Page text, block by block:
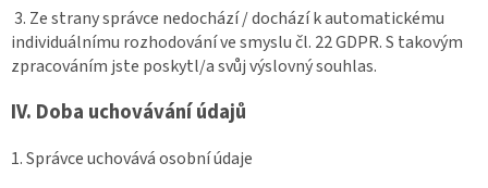
3. Ze strany správce nedochází / dochází k automatickému
individuálnímu rozhodování ve smyslu čl. 22 GDPR. S takovým
zpracováním jste poskytl/a svůj výslovný souhlas.
IV. Doba uchovávání údajů
1. Správce uchovává osobní údaje